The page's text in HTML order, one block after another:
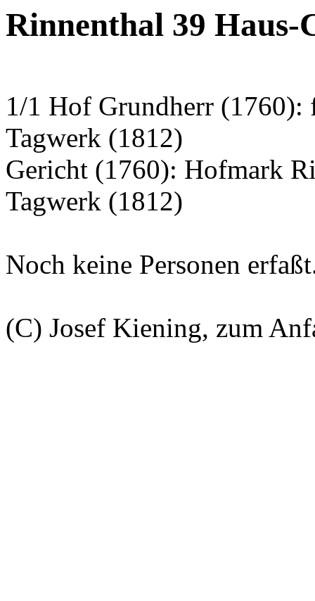
Rinnenthal 39
1/1 Hof Grundherr (1760):
Tagwerk (1812)
Gericht (1760): Hofmark
Tagwerk (1812)
Noch keine Personen
(C) Josef Kiening, zum